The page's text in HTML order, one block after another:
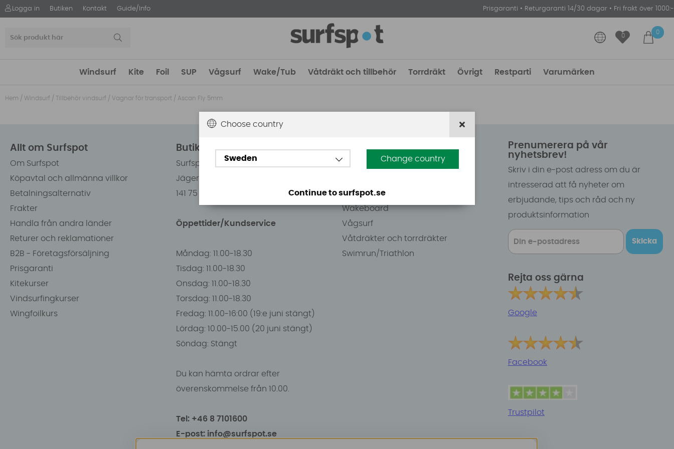
Logga in Butiken Kontakt Guide/Info Prisgaranti • Returgaranti 14/30 dagar • Fri frakt över 1000:-
0
0
Windsurf Kite Foil SUP Vågsurf Wake/Tub Våtdräkt och tillbehör Torrdräkt Övrigt Restparti Varumärken
Hem / Windsurf / Tillbehör vindsurf / Vagnar för transport / Ascan Fly 5mm
Allt om Surfspot
Om Surfspot
Köpavtal och allmänna villkor
Betalningsalternativ
Frakter
Handla från andra länder
Returer och reklamationer
B2B - Företagsförsäljning
Prisgaranti
Kitekurser
Vindsurfingkurser
Wingfoilkurs
Butiken i Stockholm
Surfspot Sweden AB
Jägerhorns väg 8
141 75 Kungens Kurva
Öppettider/Kundservice
Måndag: 11.00-18.30
Tisdag: 11.00-18.30
Onsdag: 11.00-18.30
Torsdag: 11.00-18.30
Fredag: 11.00-16:00 (19:e juni stängt)
Lördag: 10.00-15.00 (20 juni stängt)
Söndag: Stängt
Du kan hämta ordrar efter
överenskommelse från 10.00.
Tel: +46 8 7101600
E-post: info@surfspot.se
Guider
Vindsurfing
SUP
Wakeboard
Vågsurf
Våtdräkter och torrdräkter
Swimrun/Triathlon
Prenumerera på vår
nyhetsbrev!
Skriv i din e-post adress om du är
intresserad att få nyheter om
erbjudande, tips och råd och ny
produktsinformation
Skicka
Rejta oss gärna
Google
Facebook
Trustpilot
Choose country
Sweden Change country
Continue to surfspot.se